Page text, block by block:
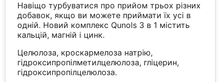
Навіщо турбуватися про прийом трьох різних
добавок, якщо ви можете приймати їх усі в
одній. Новий комплекс Qunols 3 в 1 містить
кальцій, магній і цинк.
Целюлоза, кроскармелоза натрію,
гідроксипропілметилцелюлоза, гліцерин,
гідроксипропілцелюлоза.